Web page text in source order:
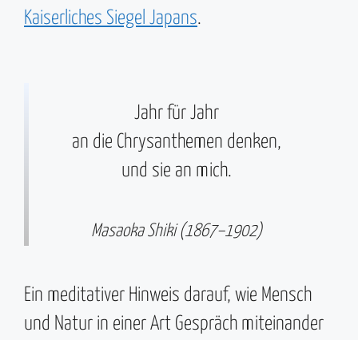
Kaiserliches Siegel Japans.
Jahr für Jahr
an die Chrysanthemen denken,
und sie an mich.
Masaoka Shiki (1867–1902)
Ein meditativer Hinweis darauf, wie Mensch
und Natur in einer Art Gespräch miteinander